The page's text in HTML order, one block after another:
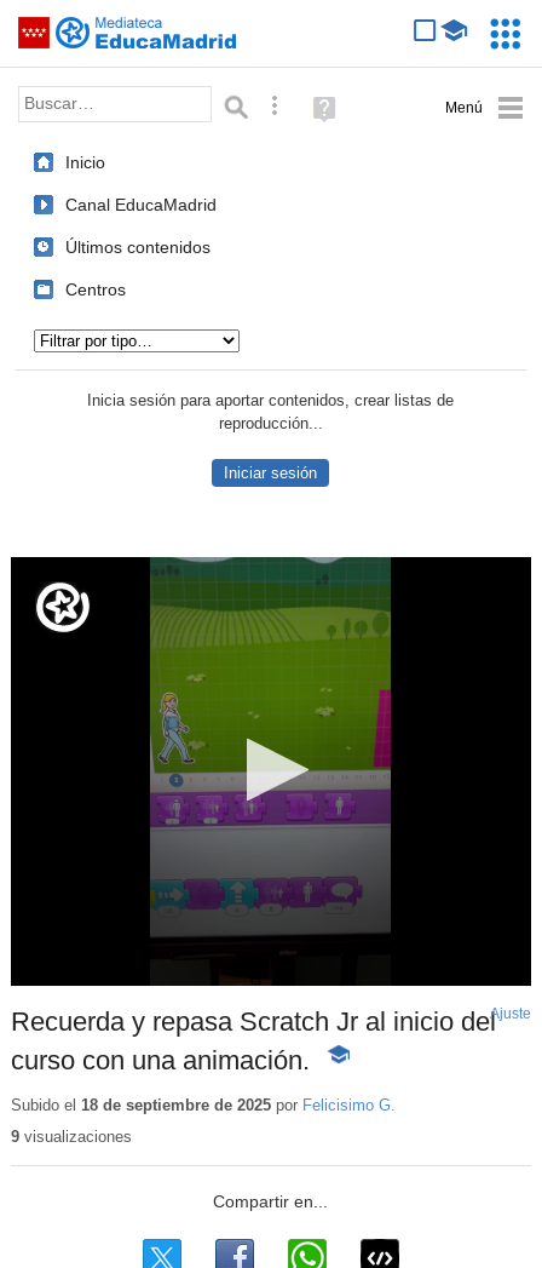
Saltar navegación
Palabra o frase: Búsqueda avanzada
Ayuda
(en
Inicio
Canal EducaMadrid
Últimos contenidos
Centros
Inicia sesión para aportar contenidos, crear listas de
reproducción...
Iniciar sesión
Recuerda y repasa Scratch Jr al inicio del
curso con una animación.
-
educativo
Ajuste
Subido el 18 de septiembre de 2025por Felicisimo G.
9visualizaciones